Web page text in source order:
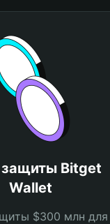
Bitget
Wallet
$300 млн для